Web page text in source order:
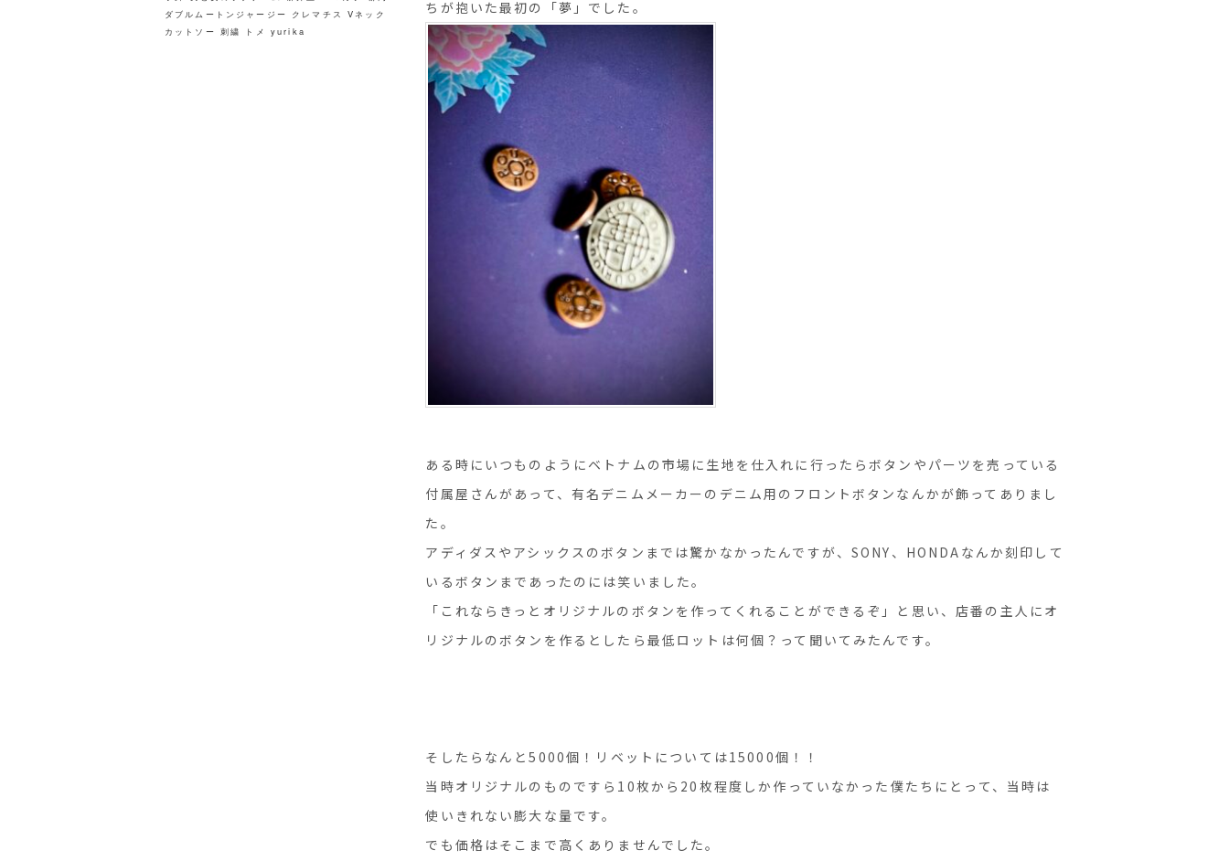
ダブルムートンジャージー クレマチス Vネック
カットソー 刺繍 トメ yurika
ちが抱いた最初の「夢」でした。
ある時にいつものようにベトナムの市場に生地を仕入れに行ったらボタンやパーツを売っている
付属屋さんがあって、有名デニムメーカーのデニム用のフロントボタンなんかが飾ってありまし
た。
アディダスやアシックスのボタンまでは驚かなかったんですが、SONY、HONDAなんか刻印して
いるボタンまであったのには笑いました。
「これならきっとオリジナルのボタンを作ってくれることができるぞ」と思い、店番の主人にオ
リジナルのボタンを作るとしたら最低ロットは何個？って聞いてみたんです。
そしたらなんと5000個！リベットについては15000個！！
当時オリジナルのものですら10枚から20枚程度しか作っていなかった僕たちにとって、当時は
使いきれない膨大な量です。
でも価格はそこまで高くありませんでした。